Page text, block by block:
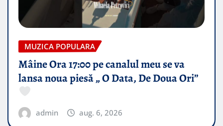
MUZICA POPULARA
Mâine Ora 17:00 pe canalul meu se va
lansa noua piesă „ O Data, De Doua Ori”
admin aug. 6, 2026